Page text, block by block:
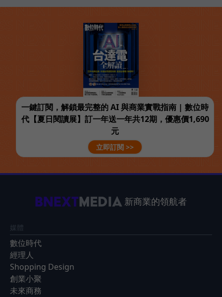
一鍵訂閱，解鎖最完整的 AI 與商業實戰指南 | 數位時
代【夏日閱讀展】訂一年送一年共12期，優惠價1,690
元
立即訂閱 >>
新商業的領航者
媒體
數位時代
經理人
Shopping Design
創業小聚
未來商務